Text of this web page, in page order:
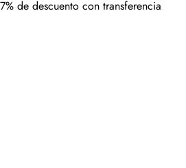
7% de descuento con transferencia